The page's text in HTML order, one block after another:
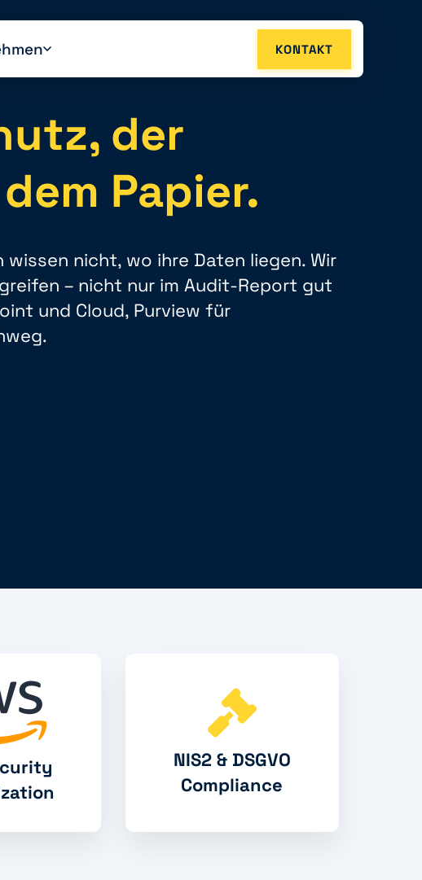
KONTAKT
der
Papier.
nicht, wo ihre Daten liegen. Wir
– nicht nur im Audit-Report gut
und Cloud, Purview für
NIS2 & DSGVO
Compliance